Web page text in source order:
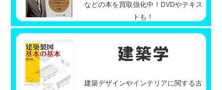
などの本を買取強化中！DVDやテキス
トも！
建築デザインやインテリアに関する古